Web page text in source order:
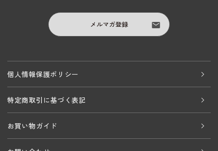
メルマガ登録
個人情報保護ポリシー
特定商取引に基づく表記
お買い物ガイド